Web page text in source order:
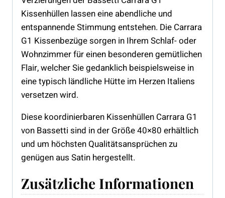
Kissenhüllen lassen eine abendliche und
entspannende Stimmung entstehen. Die Carrara
G1 Kissenbezüge sorgen in Ihrem Schlaf- oder
Wohnzimmer für einen besonderen gemütlichen
Flair, welcher Sie gedanklich beispielsweise in
eine typisch ländliche Hütte im Herzen Italiens
versetzen wird.
Diese koordinierbaren Kissenhüllen Carrara G1
von Bassetti sind in der Größe 40×80 erhältlich
und um höchsten Qualitätsansprüchen zu
genügen aus Satin hergestellt.
Zusätzliche Informationen